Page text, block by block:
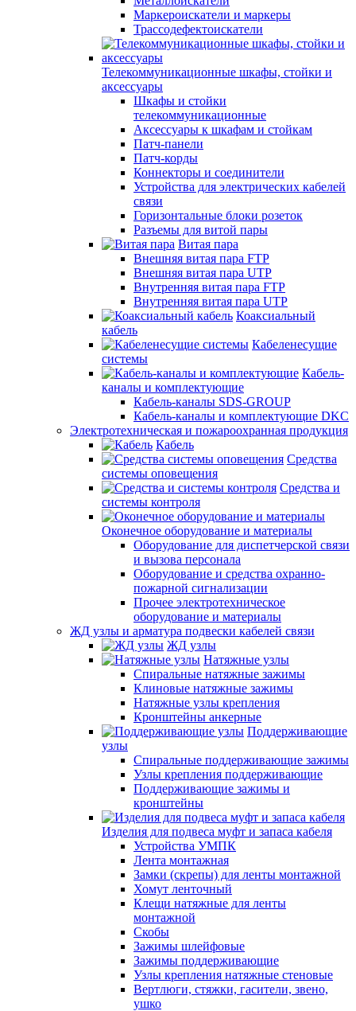
Маркероискатели и маркеры
Трассодефектоискатели
Телекоммуникационные шкафы, стойки и
аксессуары
Шкафы и стойки
телекоммуникационные
Аксессуары к шкафам и стойкам
Патч-панели
Патч-корды
Коннекторы и соединители
Устройства для электрических кабелей
связи
Горизонтальные блоки розеток
Разъемы для витой пары
Витая пара
Внешняя витая пара FTP
Внешняя витая пара UTP
Внутренняя витая пара FTP
Внутренняя витая пара UTP
Коаксиальный
кабель
Кабеленесущие
системы
Кабель-
каналы и комплектующие
Кабель-каналы SDS-GROUP
Кабель-каналы и комплектующие DKC
Электротехническая и пожароохранная продукция
Кабель
Средства
системы оповещения
Средства и
системы контроля
Оконечное оборудование и материалы
Оборудование для диспетчерской связи
и вызова персонала
Оборудование и средства охранно-
пожарной сигнализации
Прочее электротехническое
оборудование и материалы
ЖД узлы и арматура подвески кабелей связи
ЖД узлы
Натяжные узлы
Спиральные натяжные зажимы
Клиновые натяжные зажимы
Натяжные узлы крепления
Кронштейны анкерные
Поддерживающие
узлы
Спиральные поддерживающие зажимы
Узлы крепления поддерживающие
Поддерживающие зажимы и
кронштейны
Изделия для подвеса муфт и запаса кабеля
Устройства УМПК
Лента монтажная
Замки (скрепы) для ленты монтажной
Хомут ленточный
Клещи натяжные для ленты
монтажной
Скобы
Зажимы шлейфовые
Зажимы поддерживающие
Узлы крепления натяжные стеновые
Вертлюги, стяжки, гасители, звено,
ушко